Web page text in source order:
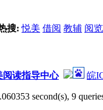
搜:悦美 借阅 教辅 阅览
阅读指导中心 皖
second(s), 9